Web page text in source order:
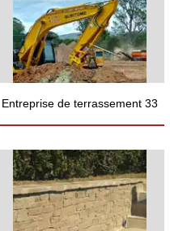
Entreprise de terrassement 33